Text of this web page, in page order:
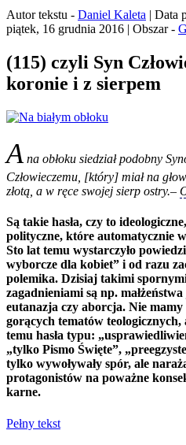
Autor tekstu - Daniel Kaleta | Data
piątek, 16 grudnia 2016 | Obszar -
(115) czyli Syn
koronie i z sierpem
A na obłoku siedział podobny
Człowieczemu, [który] miał na
złotą, a w ręce swojej sierp ostry.–
Są takie hasła, czy to
polityczne, które automatycznie
Sto lat temu wystarczyło
wyborcze dla kobiet” i od razu
polemika. Dzisiaj takimi
zagadnieniami są np.
eutanazja czy aborcja. Nie mamy
gorących tematów teologicznych,
temu hasła typu:
„tylko Pismo Święte”,
tylko wywoływały spór, ale
protagonistów na poważne
karne.
Pełny tekst